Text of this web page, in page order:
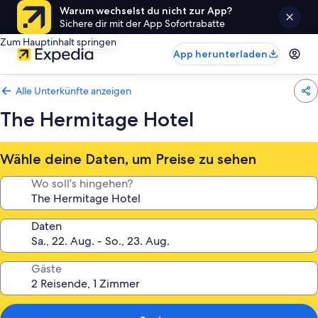
Warum wechselst du nicht zur App?
Sichere dir mit der App Sofortrabatte
Zum Hauptinhalt springen
App herunterladen
Alle Unterkünfte anzeigen
The Hermitage Hotel
Wähle deine Daten, um Preise zu sehen
Wo soll’s hingehen?
Daten
Gäste